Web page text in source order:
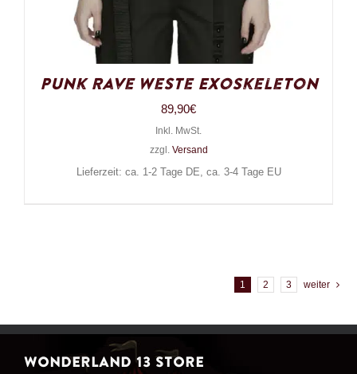
Punk Rave Weste ExoSkeleton
89,90€
Inkl. MwSt.
zzgl. Versand
Lieferzeit: ca. 1-2 Tage DE, ca. 3-4 Tage EU
1 2 3 weiter
WONDERLAND 13 STORE